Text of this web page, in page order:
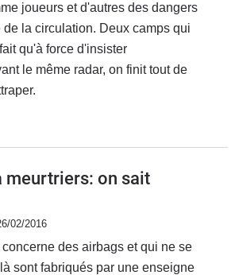
joueurs et d'autres des dangers
la circulation. Deux camps qui
qu'à force d'insister
le même radar, on finit tout de
meurtriers: on sait
02/2016
concerne des airbags et qui ne se
sont fabriqués par une enseigne